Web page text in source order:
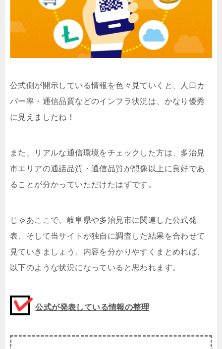
公式側が開示している情報を色々見ていくと、人口カ
バー率・通信品質などのインフラ状況は、かなり優秀
に見えましたね！
また、リアルな通信環境をチェックした方は、多治見
市エリアの通話品質・通信品質が想像以上に良好であ
ることが分かっていただけたはずです。
じゃあここで、岐阜県や多治見市に関連した公式発
表、そして当サイトが独自に調査した結果を合わせて
見ていきましょう。内容を分かりやすくまとめれば、
以下のような状況になっていると思われます。
公式が発表している情報の整理